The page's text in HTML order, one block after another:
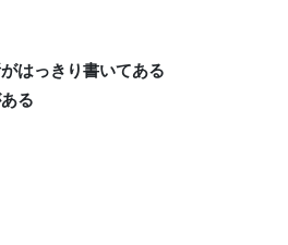
はっきり書いてある
る